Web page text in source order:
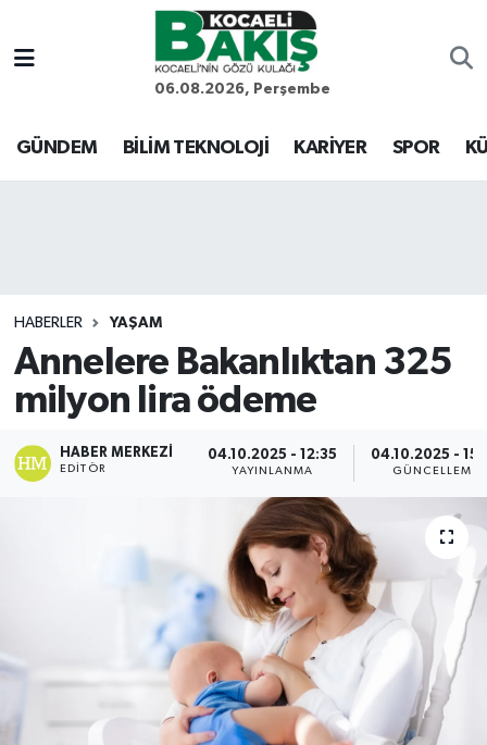
06.08.2026, Perşembe
GÜNDEM BİLİM TEKNOLOJİ KARİYER SPOR
HABERLER YAŞAM
Annelere Bakanlıktan 325
milyon lira ödeme
HABER MERKEZI
EDITÖR
04.10.2025 - 12:35
YAYINLANMA
04.10.2025 -
GÜNCELLEME
Kocaeli Nöbetçi Eczaneler
Kocaeli Hava Durumu
Son Dakika Haberleri
Haber Arşivi